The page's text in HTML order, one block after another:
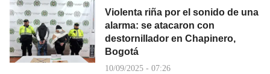
Violenta riña por el sonido de una
alarma: se atacaron con
destornillador en Chapinero,
Bogotá
10/09/2025 - 07:26